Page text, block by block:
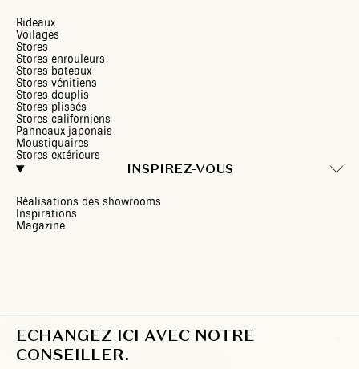
ECHANGEZ ICI AVEC NOTRE
CONSEILLER.
Rideaux
Voilages
Stores
Stores enrouleurs
Stores bateaux
Stores vénitiens
Stores douplis
Stores plissés
Stores californiens
Panneaux japonais
Moustiquaires
Stores extérieurs
INSPIREZ-VOUS
Réalisations des showrooms
Inspirations
Magazine
FR